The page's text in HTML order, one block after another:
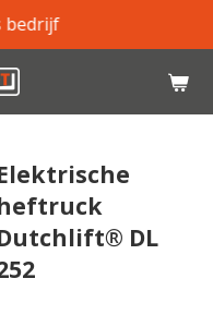
bedrijf
DL